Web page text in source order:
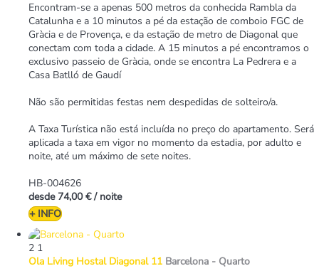
Encontram-se a apenas 500 metros da conhecida Rambla da
Catalunha e a 10 minutos a pé da estação de comboio FGC de
Gràcia e de Provença, e da estação de metro de Diagonal que
conectam com toda a cidade. A 15 minutos a pé encontramos o
exclusivo passeio de Gràcia, onde se encontra La Pedrera e a
Casa Batlló de Gaudí
Não são permitidas festas nem despedidas de solteiro/a.
A Taxa Turística não está incluída no preço do apartamento. Será
aplicada a taxa em vigor no momento da estadia, por adulto e
noite, até um máximo de sete noites.
HB-004626
desde 74,00 € / noite
+ INFO
2 1
Ola Living Hostal Diagonal 11 Barcelona - Quarto